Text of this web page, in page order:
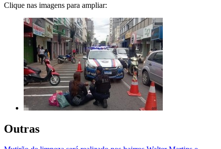
Clique nas imagens para ampliar:
Outras